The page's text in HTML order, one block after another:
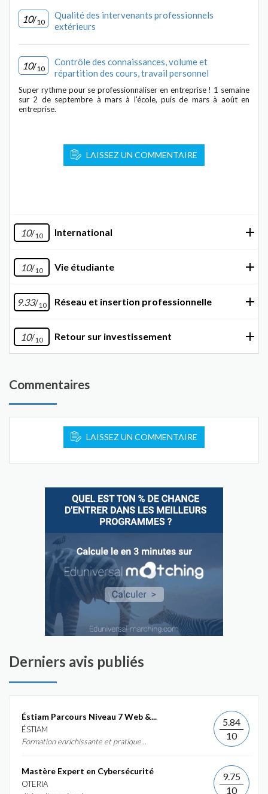
10/10
Qualité des intervenants professionnels
extérieurs
10/10
Contrôle des connaissances, volume et
répartition des cours, travail personnel
Super rythme pour se professionnaliser en entreprise ! 1 semaine
sur 2 de septembre à mars à l'école, puis de mars à août en
entreprise.
LAISSEZ UN COMMENTAIRE
10/10 International
10/10 Vie étudiante
9.33/10 Réseau et insertion professionnelle
10/10 Retour sur investissement
Commentaires
LAISSEZ UN COMMENTAIRE
Derniers avis publiés
Éstiam Parcours Niveau 7 Web &...
ÉSTIAM
Formation enrichissante et pratique...
5.84
10
Mastère Expert en Cybersécurité
OTERIA
9.75
10